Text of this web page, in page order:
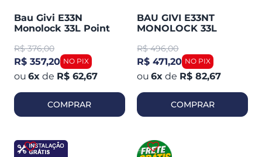
Bau Givi E33N
Monolock 33L Point
Vermelha Traseiro
R$ 376,00
R$ 357,20
6x de R$ 62,67
COMPRAR
BAU GIVI E33NT
MONOLOCK 33L
FUME
R$ 496,00
R$ 471,20
6x de R$ 82,67
COMPRAR